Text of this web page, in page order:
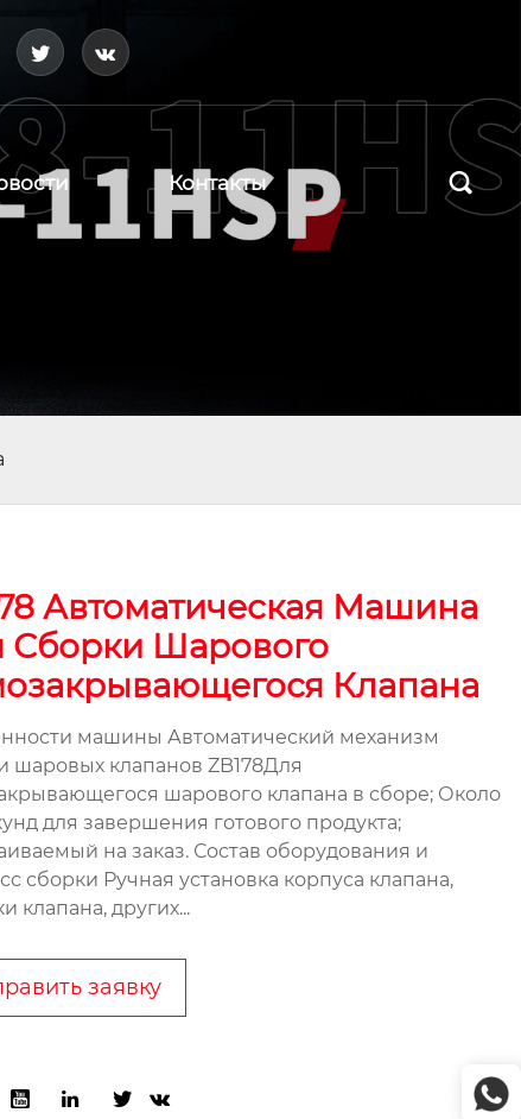
 
Контакты 
Автоматическая Машина
Сборки Шарового
Клапана
машины Автоматический механизм
шаровых клапанов ZB178Для
шарового клапана в сборе; Около
для завершения готового продукта;
на заказ. Состав оборудования и
сборки Ручная установка корпуса клапана,
клапана, других...
заявку
   